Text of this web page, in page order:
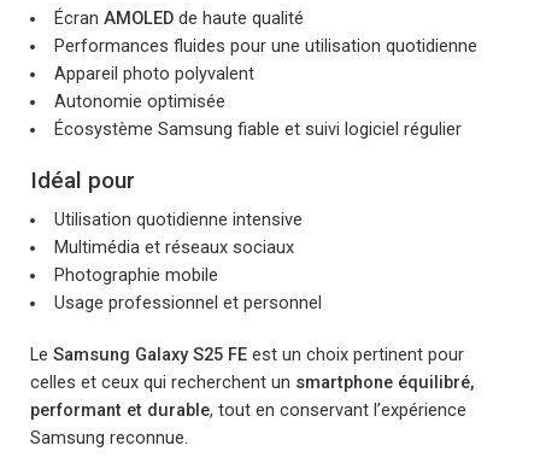
Écran AMOLEDde haute qualité
Performances fluides pour une utilisation quotidienne
Appareil photo polyvalent
Autonomie optimisée
Écosystème Samsung fiable et suivi logiciel régulier
Idéal pour
Utilisation quotidienne intensive
Multimédia et réseaux sociaux
Photographie mobile
Usage professionnel et personnel
Le Samsung Galaxy S25 FE est un choix pertinent pour
celles et ceux qui recherchent un smartphone équilibré,
performant et durable, tout en conservant l’expérience
Samsung reconnue.